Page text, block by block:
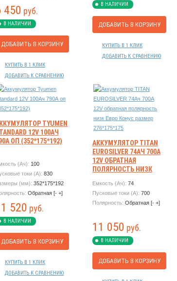
450 руб.
В НАЛИЧИИ
ДОБАВИТЬ В КОРЗИНУ
КУПИТЬ В 1 КЛИК
ДОБАВИТЬ К СРАВНЕНИЮ
В НАЛИЧИИ
ДОБАВИТЬ В КОРЗИНУ
КУПИТЬ В 1 КЛИК
ДОБАВИТЬ К СРАВНЕНИЮ
TYUMEN
12V 100АЧ
ОП (352*175*192)
(Ач): 100
токи (А): 830
(мм): 352*175*192
Обратная [- +]
520 руб.
В НАЛИЧИИ
ДОБАВИТЬ В КОРЗИНУ
КУПИТЬ В 1 КЛИК
ДОБАВИТЬ К СРАВНЕНИЮ
АККУМУЛЯТОР TITAN
EUROSILVER 74АЧ 700А
12V ОБРАТНАЯ
ПОЛЯРНОСТЬ НИЗК
276*175*175
Емкость (Ач): 74
Пусковые токи (А): 700
Полярность: Обратная [- +]
11 050 руб.
В НАЛИЧИИ
ДОБАВИТЬ В КОРЗИНУ